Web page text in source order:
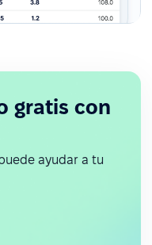
gratis con
ayudar a tu